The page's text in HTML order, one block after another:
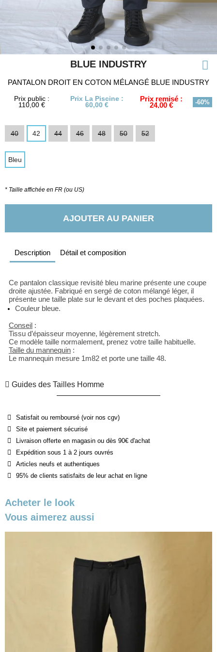
BLUE INDUSTRY
PANTALON DROIT EN COTON MÉLANGÉ BLUE INDUSTRY
Prix public :
110,00 €
Prix La Piscine :
60,00 €
Prix remisé :
24,00 € -60%
40 42 44 46 48 50 52
Bleu
* Taille affichée en FR (ou US)
AJOUTER AU PANIER
Description Détail et composition
Ce pantalon classique revisité bleu marine présente une coupe
droite ajustée. Fabriqué en sergé de coton mélangé léger, il
présente une taille plate sur le devant et des poches plaquées.
Couleur bleue.
Conseil :
Tissu d’épaisseur moyenne, légèrement stretch.
Ce modèle taille normalement, prenez votre taille habituelle.
Taille du mannequin :
Le mannequin mesure 1m82 et porte une taille 48.
Guides des Tailles Homme
Satisfait ou remboursé (voir nos cgv)
Site et paiement sécurisé
Livraison offerte en magasin ou dès 90€ d'achat
Expédition sous 1 à 2 jours ouvrés
Articles neufs et authentiques
95% de clients satisfaits de leur achat en ligne
Acheter le look
Vous aimerez aussi